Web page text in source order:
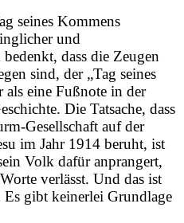
seines Kommens
und
dass die Zeugen
sind, der „Tag seines
als eine Fußnote in der
Die Tatsache, dass
Gesellschaft auf der
im Jahr 1914 beruht, ist
Volk dafür anprangert,
verlässt. Und das ist
gibt keinerlei Grundlage